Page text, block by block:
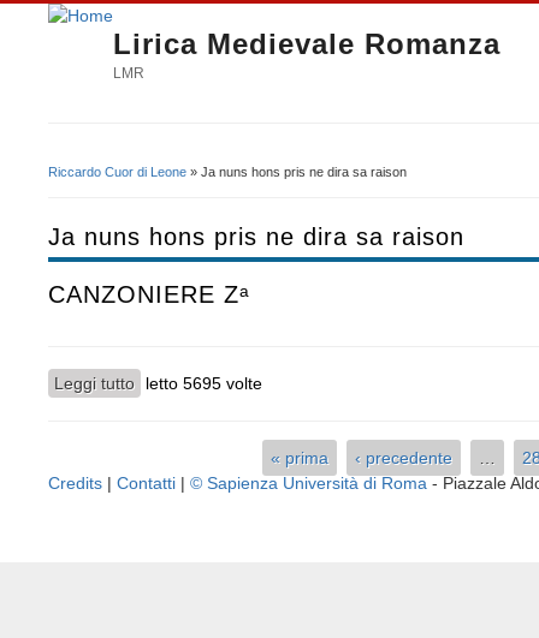
Lirica Medievale Romanza
LMR
Riccardo Cuor di Leone » Ja nuns hons pris ne dira sa raison
Ja nuns hons pris ne dira sa raison
CANZONIERE Zᵃ
Leggi tutto su CANZONIERE Zᵃ
letto 5695 volte
Pagine
« prima ‹ precedente
Credits | Contatti | © Sapienza Università di Roma - Piazzale